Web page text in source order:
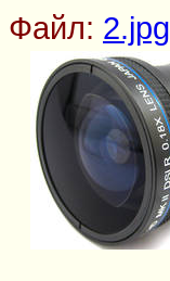
Файл: 2.jpg